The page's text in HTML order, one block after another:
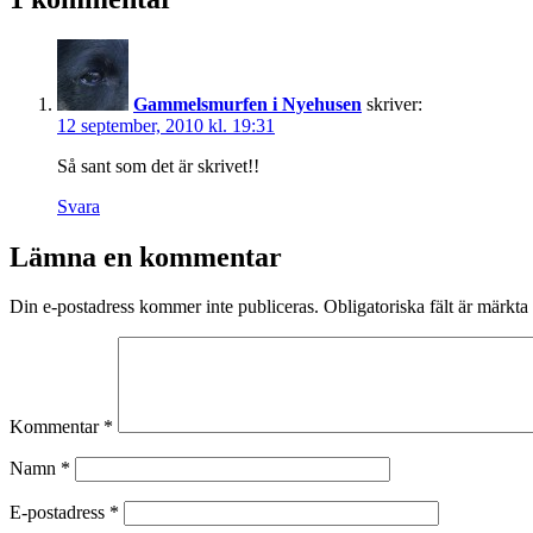
Gammelsmurfen i Nyehusen skriver:
12 september, 2010 kl. 19:31
Så sant som det är skrivet!!
Svara
Lämna en kommentar
Din e-postadress kommer inte publiceras. Obligatoriska fält är märkta
Kommentar *
Namn *
E-postadress *